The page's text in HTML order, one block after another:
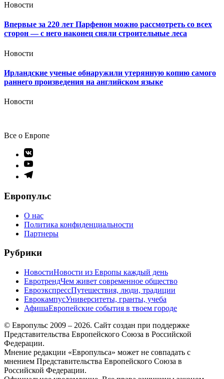
Новости
Впервые за 220 лет Парфенон можно рассмотреть со всех
сторон — с него наконец сняли строительные леса
Новости
Ирландские ученые обнаружили утерянную копию самого
раннего произведения на английском языке
Новости
Все о Европе
Элемент
меню
Элемент
меню
Элемент
Европульс
О нас
Политика конфиденциальности
Партнеры
Рубрики
НовостиНовости из Европы каждый день
ЕвротрендЧем живет современное общество
ЕвроэкспрессПутешествия, люди, традиции
ЕврокампусУниверситеты, гранты, учеба
АфишаЕвропейские события в твоем городе
© Европульс 2009 – 2026. Сайт создан при поддержке
Представительства Европейского Союза в Российской
Федерации.
Мнение редакции «Европульса» может не совпадать с
мнением Представительства Европейского Союза в
Российской Федерации.